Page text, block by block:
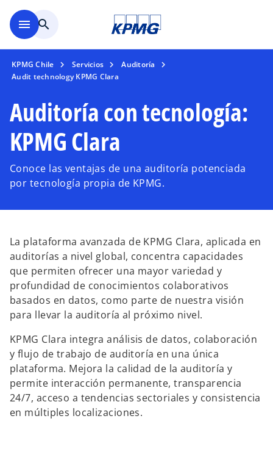
menu search
KPMG Chile Servicios
Auditoría
Audit technology KPMG Clara
Auditoría con tecnología:
KPMG Clara
Conoce las ventajas de una auditoría potenciada
por tecnología propia de KPMG.
La plataforma avanzada de KPMG Clara, aplicada en
auditorías a nivel global, concentra capacidades
que permiten ofrecer una mayor variedad y
profundidad de conocimientos colaborativos
basados en datos, como parte de nuestra visión
para llevar la auditoría al próximo nivel.
KPMG Clara integra análisis de datos, colaboración
y flujo de trabajo de auditoría en una única
plataforma. Mejora la calidad de la auditoría y
permite interacción permanente, transparencia
24/7, acceso a tendencias sectoriales y consistencia
en múltiples localizaciones.